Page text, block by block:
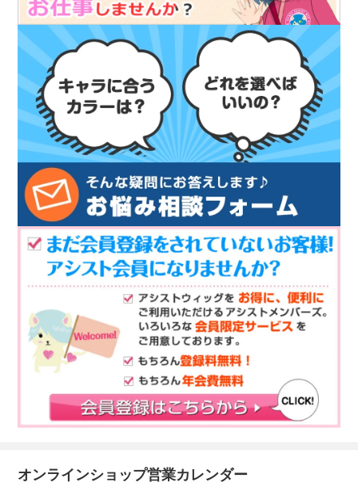
オンラインショップ営業カレンダー